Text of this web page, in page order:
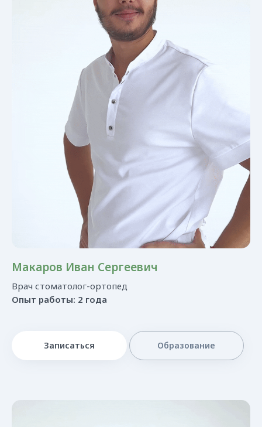
Макаров Иван Сергеевич
Врач стоматолог-ортопед
Опыт работы: 2 года
Записаться Образование